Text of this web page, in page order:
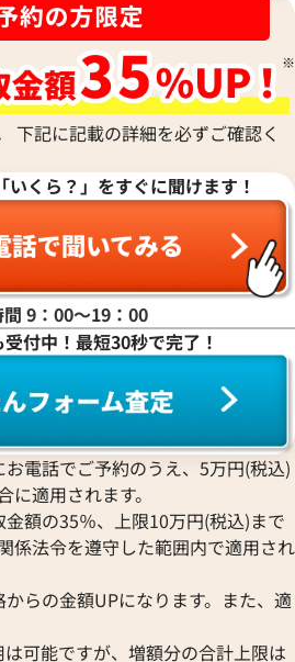
ルハンブラ ネッ
参考買取価格
276,000 円
2026年6月17日時
下記に記載の詳細を必ずご確認く
「いくら？」をすぐに聞けます！
9：00〜19：00
付中！最短30秒で完了！
電話でご予約のうえ、5万円(税込)
適用されます。
額の35％、上限10万円(税込)まで
係法令を遵守した範囲内で適用され
らの金額UPになります。また、適
可能ですが、増額分の合計上限は